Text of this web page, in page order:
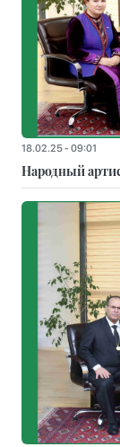
18.02.25 - 09:01
Народный